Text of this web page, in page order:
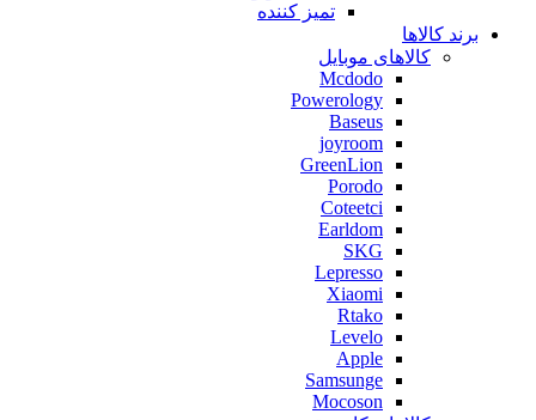
تمیز کننده
برند کالاها
کالاهای موبایل
Mcdodo
Powerology
Baseus
joyroom
GreenLion
Porodo
Coteetci
Earldom
SKG
Lepresso
Xiaomi
Rtako
Levelo
Apple
Samsunge
Mocoson